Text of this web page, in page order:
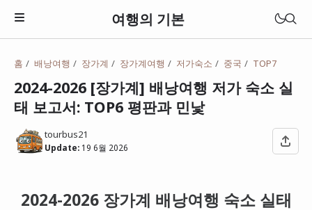
여행의 기본
홈 배낭여행 장가계 장가계여행 저가숙소 중국 TOP7
2024-2026 [장가계] 배낭여행 저가 숙소 실
태 보고서: TOP6 평판과 민낯
tourbus21
Update: 19 6월 2026
2024-2026 장가계 배낭여행 숙소 실태